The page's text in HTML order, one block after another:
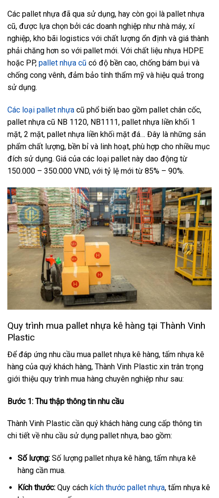
Các pallet nhựa đã qua sử dụng, hay còn gọi là pallet nhựa
cũ, được lựa chọn bởi các doanh nghiệp như nhà máy, xí
nghiệp, kho bãi logistics với chất lượng ổn định và giá thành
phải chăng hơn so với pallet mới. Với chất liệu nhựa HDPE
hoặc PP, pallet nhựa cũ có độ bền cao, chống bám bụi và
chống cong vênh, đảm bảo tính thẩm mỹ và hiệu quả trong
sử dụng.
Các loại pallet nhựa cũ phổ biến bao gồm pallet chân cốc,
pallet nhựa cũ NB 1120, NB1111, pallet nhựa liền khối 1
mặt, 2 mặt, pallet nhựa liền khối mặt đá… Đây là những sản
phẩm chất lượng, bền bỉ và linh hoạt, phù hợp cho nhiều mục
đích sử dụng. Giá của các loại pallet này dao động từ
150.000 – 350.000 VND, với tỷ lệ mới từ 85% – 90%.
Quy trình mua pallet nhựa kê hàng tại Thành Vinh
Plastic
Để đáp ứng nhu cầu mua pallet nhựa kê hàng, tấm nhựa kê
hàng của quý khách hàng, Thành Vinh Plastic xin trân trọng
giới thiệu quy trình mua hàng chuyên nghiệp như sau:
Bước 1: Thu thập thông tin nhu cầu
Thành Vinh Plastic cần quý khách hàng cung cấp thông tin
chi tiết về nhu cầu sử dụng pallet nhựa, bao gồm:
Số lượng:Số lượng pallet nhựa kê hàng, tấm nhựa kê
hàng cần mua.
Kích thước:Quy cách kích thước pallet nhựa, tấm nhựa kê